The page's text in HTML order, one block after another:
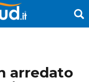
arredato